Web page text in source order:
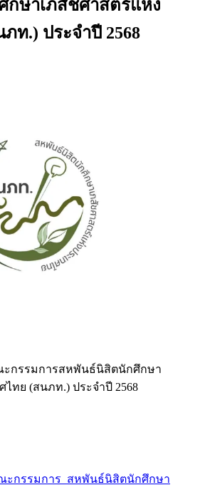
ษาเภสัชศาสตร์แห่ง
ท.) ประจําปี 2568
ะกรรมการสหพันธ์นิสิตนักศึกษา
ไทย (สนภท.) ประจําปี 2568
ะกรรมการ_สหพันธ์นิสิตนักศึกษา